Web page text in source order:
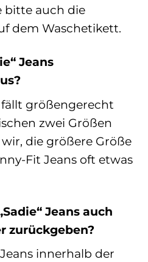
bitte auch die
dem Waschetikett.
Jeans
fällt größengerecht
zwei Größen
die größere Größe
Fit Jeans oft etwas
Jeans auch
zurückgeben?
innerhalb der